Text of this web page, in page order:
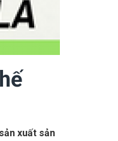
xuất sản